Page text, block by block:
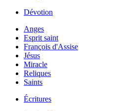
Dévotion
Anges
Esprit saint
François d'Assise
Jésus
Miracle
Reliques
Saints
Écritures